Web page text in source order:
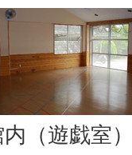
内（遊戯室